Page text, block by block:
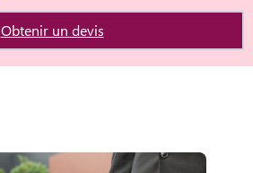
Obtenir un devis